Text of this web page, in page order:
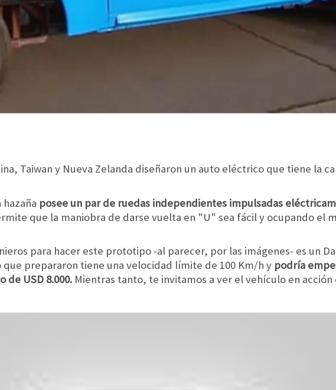
Taiwan y Nueva Zelanda diseñaron un auto eléctrico que tiene la
posee un par de ruedas independientes impulsadas
que la maniobra de darse vuelta en "U" sea fácil y ocupando el
para hacer este prototipo -al parecer, por las imágenes- es un
prepararon tiene una velocidad límite de 100 Km/h y podría
de USD 8.000. Mientras tanto, te invitamos a ver el vehículo en acción